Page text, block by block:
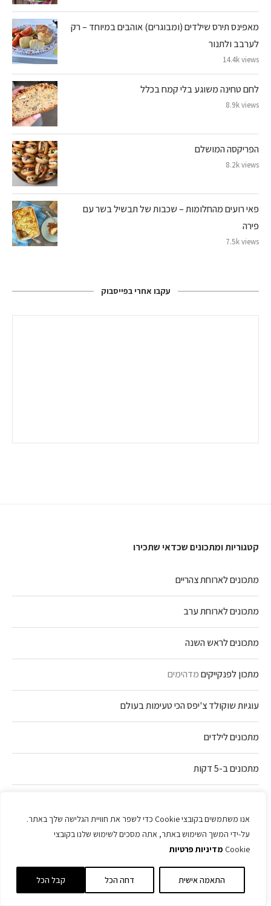
אנו משתמשים בקובצי Cookie כדי לשפר את חוויית הגלישה שלך באתר.
על-ידי המשך השימוש באתר, אתה מסכים לשימוש שלנו בקובצי
Cookie מדיניות פרטיות
התאמה אישית דחה הכל קבל הכל
מאפינס תירס שילדים (ומבוגרים) אוהבים במיוחד – רק
לערבב ולתנור
14.4k views
לחם טחינה משוגע בלי קמח בכלל
8.9k views
הפריקסה המושלם
8.2k views
פאי רועים מהחלומות – שכבות של תבשיל בשר עם
פירה
7.5k views
עקבו אחרי בפייסבוק
קטגוריות ומתכונים שכדאי שתכירו
מתכונים לארוחת צהריים
מתכונים לארוחת ערב
מתכונים לראש השנה
מתכון לפנקייקיםמדהימים
עוגיות שוקולד צ'יפס הכי טעימות בעולם
מתכונים לילדים
מתכונים ב-5 דקות
מתכונים לקציצות
מתכון ללחם טחינהששבר את הרשת